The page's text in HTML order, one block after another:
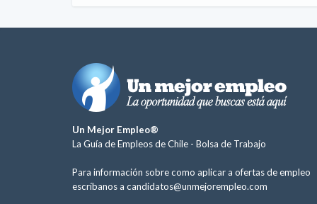
Un Mejor Empleo®
La Guía de Empleos de Chile - Bolsa de Trabajo
Para información sobre como aplicar a ofertas de empleo
escríbanos a candidatos@unmejorempleo.com